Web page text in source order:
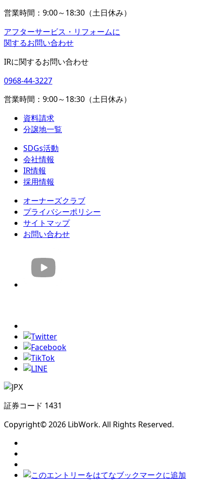
営業時間：9:00～18:30（土日休み）
アフターサービス・リフォームに
関するお問い合わせ
IRに関するお問い合わせ
0968-44-3227
営業時間：9:00～18:30（土日休み）
資料請求
分譲地一覧
SDGs活動
会社情報
IR情報
採用情報
オーナーズクラブ
プライバシーポリシー
サイトマップ
お問い合わせ
証券コード 1431
Copyright© 2026 LibWork. All Rights Reserved.